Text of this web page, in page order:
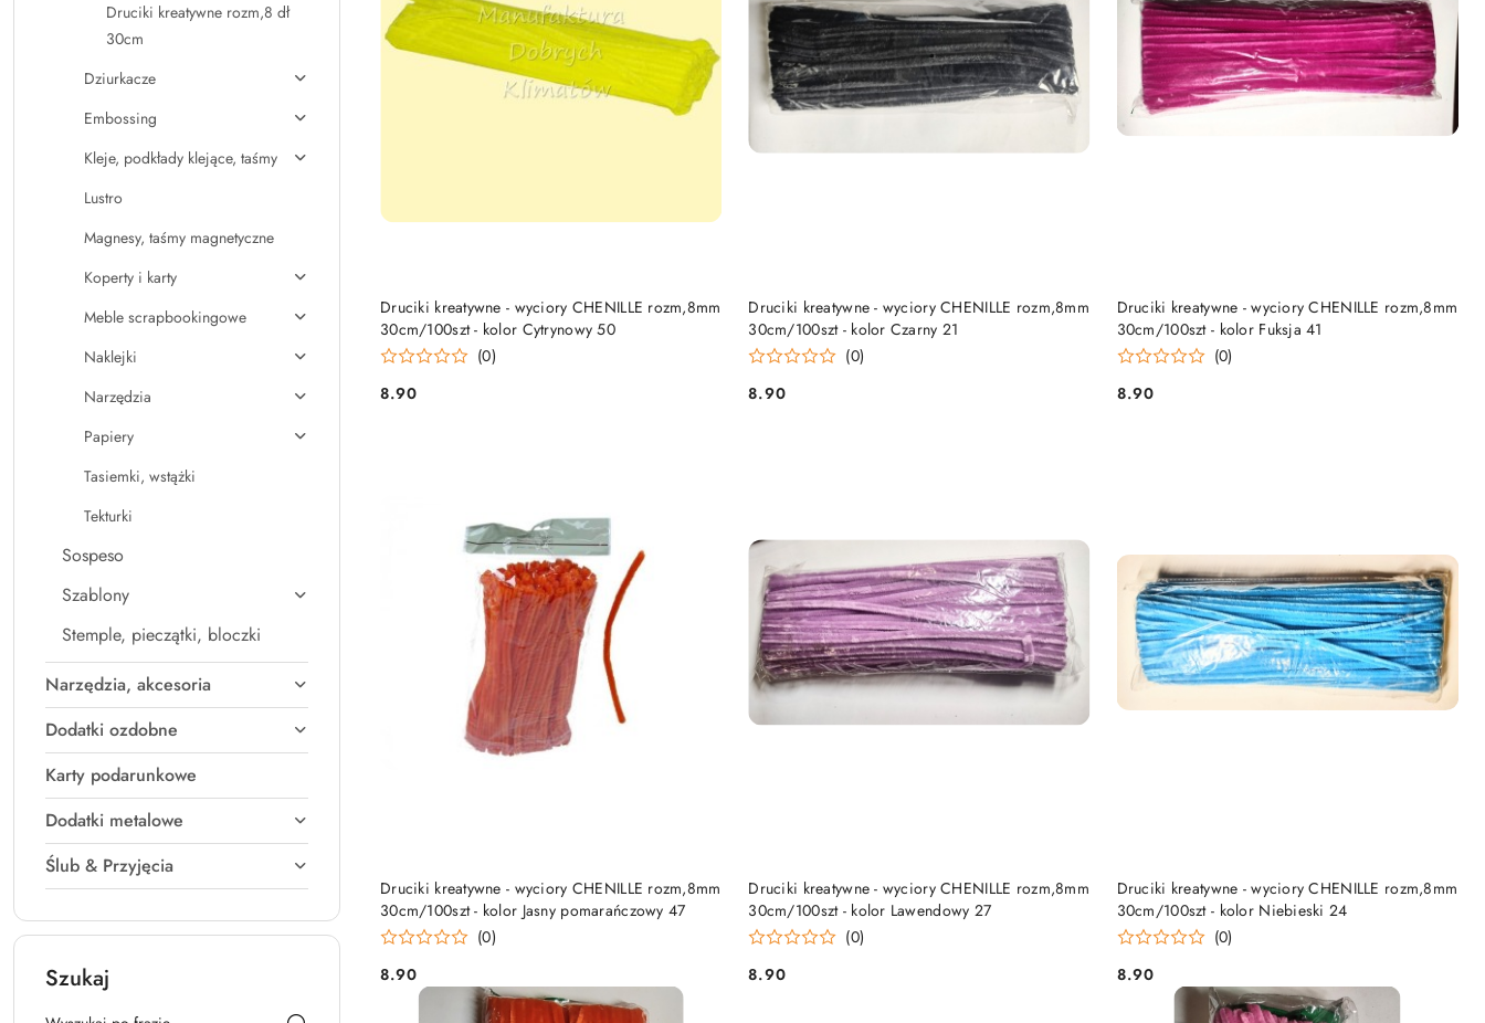
Druciki kreatywne rozm,8 dł
30cm
Dziurkacze
Embossing
Kleje, podkłady klejące, taśmy
Lustro
Magnesy, taśmy magnetyczne
Koperty i karty
Meble scrapbookingowe
Naklejki
Narzędzia
Papiery
Tasiemki, wstążki
Tekturki
Sospeso
Szablony
Stemple, pieczątki, bloczki
Narzędzia, akcesoria
Dodatki ozdobne
Karty podarunkowe
Dodatki metalowe
Ślub & Przyjęcia
Szukaj
Druciki kreatywne - wyciory CHENILLE rozm,8mm
30cm/100szt - kolor Cytrynowy 50
(0)
Cena:
8.90
DO KOSZYKA
Druciki kreatywne - wyciory CHENILLE rozm,8mm
30cm/100szt - kolor Czarny 21
(0)
Cena:
8.90
DO KOSZYKA
Druciki kreatywne - wyciory CHENILLE rozm,8mm
30cm/100szt - kolor Fuksja 41
(0)
Cena:
8.90
DO KOSZYKA
Druciki kreatywne - wyciory CHENILLE rozm,8mm
30cm/100szt - kolor Jasny pomarańczowy 47
(0)
Cena:
8.90
DO KOSZYKA
Druciki kreatywne - wyciory CHENILLE rozm,8mm
30cm/100szt - kolor Lawendowy 27
(0)
Cena:
8.90
DO KOSZYKA
Druciki kreatywne - wyciory CHENILLE rozm,8mm
30cm/100szt - kolor Niebieski 24
(0)
Cena:
8.90
DO KOSZYKA